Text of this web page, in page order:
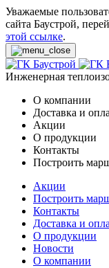
Уважаемые
сайта Баустрой,
этой ссылке.
Инженерная
О компании
Доставка и
Акции
О продукции
Контакты
Построить
Акции
Построить
Контакты
Доставка и
О продукции
Новости
О компании